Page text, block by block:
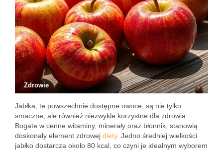
Zdrowie
Jabłka, te powszechnie dostępne owoce, są nie tylko
smaczne, ale również niezwykle korzystne dla zdrowia.
Bogate w cenne witaminy, minerały oraz błonnik, stanowią
doskonały element zdrowej diety. Jedno średniej wielkości
jabłko dostarcza około 80 kcal, co czyni je idealnym wyborem